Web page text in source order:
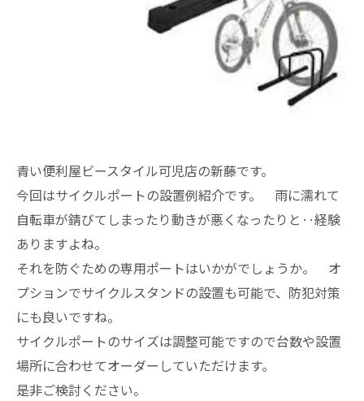
青い便利屋ビースタイル可児店の新藤です。
今回はサイクルポートの設置例紹介です。 雨に濡れて
自転車が錆びてしまったり動きが悪くなったりと‥経験
ありますよね。
それを防ぐための専用ポートはいかがでしょうか。 オ
プションでサイクルスタンドの設置も可能で、防犯対策
にも良いですね。
サイクルポートのサイズは調整可能ですので台数や設置
場所に合わせてオーダーしていただけます。
是非ご検討ください。